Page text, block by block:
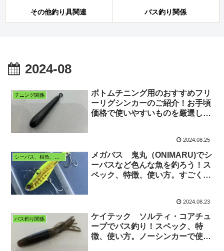
その他釣り具関連 バス釣り関係
2024-08
チニング関係
ボトムチニング用のおすすめフリ
ーリグシンカーのご紹介！お手頃
価格で使いやすいものを厳選しま
2024.08.25
メガバス 鬼丸（ONIMARU)でシ
ーバスなど色んな魚を釣ろう！ス
ペック、特徴、使い方。すごく使
2024.08.23
バス釣り関係
ケイテック ソルティ・コアチュ
ーブでバス釣り！スペック、特
徴、使い方。ノーシンカーで使え